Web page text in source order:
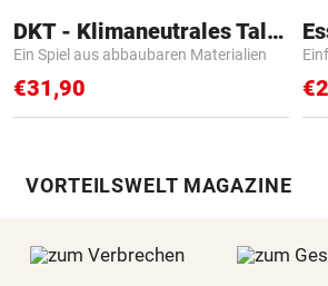
DKT - Klimaneutrales Talent
Ein Spiel aus abbaubaren Materialien
€31,90
VORTEILSWELT MAGAZINE